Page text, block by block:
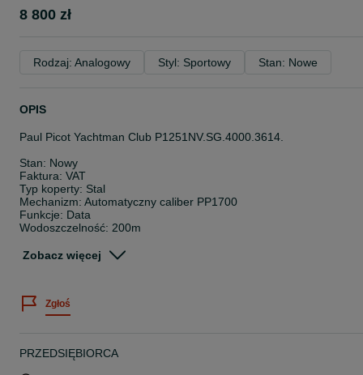
8 800 zł
Rodzaj: Analogowy Styl: Sportowy Stan: Nowe
OPIS
Paul Picot Yachtman Club P1251NV.SG.4000.3614.
Stan: Nowy
Faktura: VAT
Typ koperty: Stal
Mechanizm: Automatyczny caliber PP1700
Funkcje: Data
Wodoszczelność: 200m
Dokumenty
Dwuletnia oficjalna gwarancja
Zobacz więcej
Zgłoś
PRZEDSIĘBIORCA